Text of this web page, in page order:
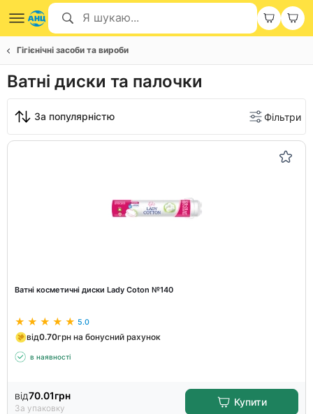
Гігієнічні засоби та вироби
Ватні диски та палочки
За популярністю Фільтри
Ватні косметичні диски Lady Coton №140
5.0
від0.70грн на бонусний рахунок
в наявності
від70.01грн
За упаковку
Купити